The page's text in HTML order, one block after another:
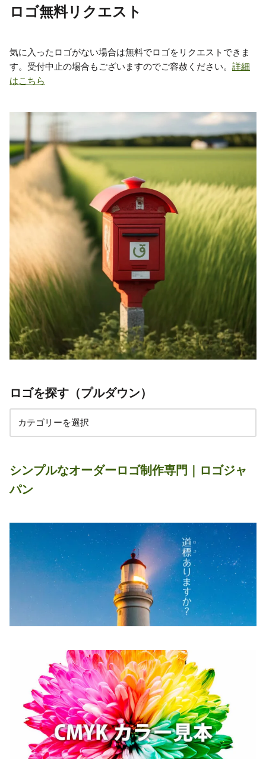
ロゴ無料リクエスト
気に入ったロゴがない場合は無料でロゴをリクエストできま
す。受付中止の場合もございますのでご容赦ください。 詳細
はこちら
ロゴを探す（プルダウン）
シンプルなオーダーロゴ制作専門｜ロゴジャ
パン